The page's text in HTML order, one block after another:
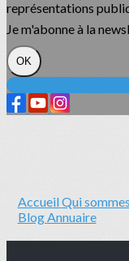
représentations
Je m'abonne à la
OK
AccueilQui
BlogAnnuaire